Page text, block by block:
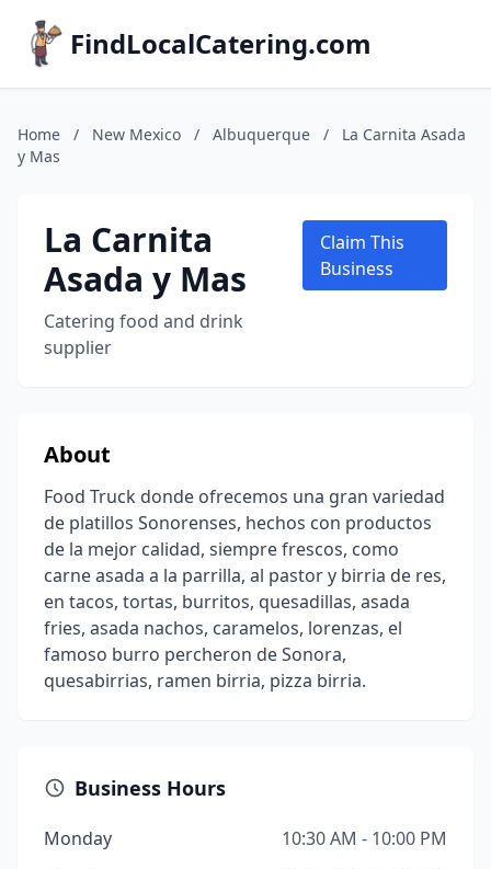
FindLocalCatering.com
Home / New Mexico / Albuquerque /
La Carnita Asada
y Mas
La Carnita
Asada y Mas
Catering food and drink
supplier
Claim This
Business
About
Food Truck donde ofrecemos una gran variedad
de platillos Sonorenses, hechos con productos
de la mejor calidad, siempre frescos, como
carne asada a la parrilla, al pastor y birria de res,
en tacos, tortas, burritos, quesadillas, asada
fries, asada nachos, caramelos, lorenzas, el
famoso burro percheron de Sonora,
quesabirrias, ramen birria, pizza birria.
Business Hours
Monday
10:30 AM - 10:00 PM